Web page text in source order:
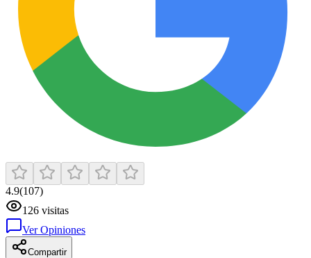
4.9(107)
126 visitas
Ver Opiniones
Compartir